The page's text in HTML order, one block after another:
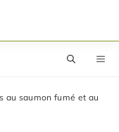
au saumon fumé et au